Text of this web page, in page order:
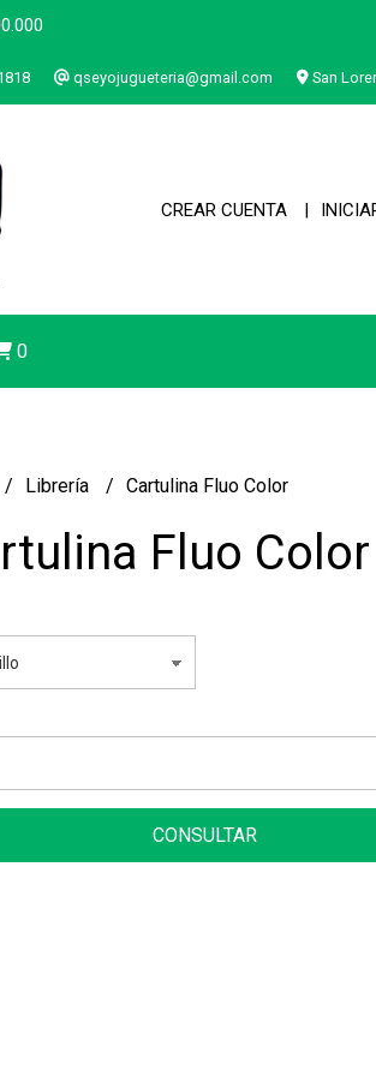
qseyojugueteria@gmail.com San
CREAR CUENTA
0
Librería Cartulina Fluo Color
Fluo Color
CONSULTAR